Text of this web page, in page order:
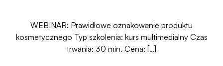
WEBINAR: Prawidłowe oznakowanie produktu
kosmetycznego Typ szkolenia: kurs multimedialny Czas
trwania: 30 min. Cena: […]